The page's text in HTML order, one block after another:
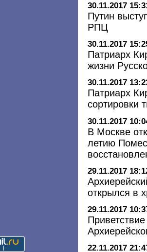
30.11.2017
Путин
РПЦ
30.11.2017
Патриарх
жизни
30.11.2017
Патриарх
сортировки
30.11.2017
В Москве
летию
29.11.2017
открылся в
29.11.2017
22.11.2017